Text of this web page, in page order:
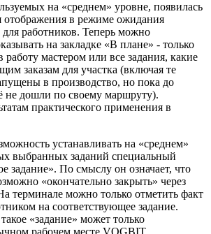
на «среднем» уровне, появилась
отображения в режиме ожидания
работников. Теперь можно
на закладке «В плане» - только
мастером или все задания, какие
заказам для участка (включая те
в производство, но пока до
не дошли по своему маршруту).
практического применения в
устанавливать на «среднем»
выбранных заданий специальный
задание». По смыслу он означает, что
«окончательно закрыть» через
терминале можно только отметить факт
на соответствующее задание.
«задание» может только